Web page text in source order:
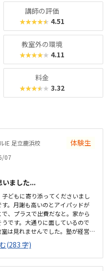
さいね。
講師の評価
★★★★★ 4.51
教室外の環境
★★★★★ 4.11
料金
★★★★★ 3.32
IE 足立鹿浜校 体験生
07
ました...
どもに寄り添ってくださいまし
。月謝も高いのとアイパッドが
、プラスで出費だなと。家から
です。大通りに面しているので
は見れませんでした。塾が経営
し覗けました。建物自体が古い
うに思いました。もう少し回数を
助かります。説明してくれた方
に寄り添ってくださいました。
(283 字)